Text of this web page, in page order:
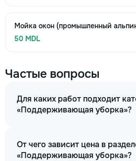
Мойка окон (промышленный
50 MDL
Частые вопросы
Для каких работ подходит
«Поддерживающая уборка»?
От чего зависит цена в
«Поддерживающая уборка»?